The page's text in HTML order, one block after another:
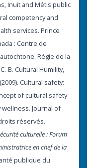
Inuit and Métis public
competency and
services. Prince
: Centre de
Régie de la
B. Cultural Humility,
Cultural safety:
of cultural safety
Journal of
réservés.
culturelle : Forum
en chef de la
publique du